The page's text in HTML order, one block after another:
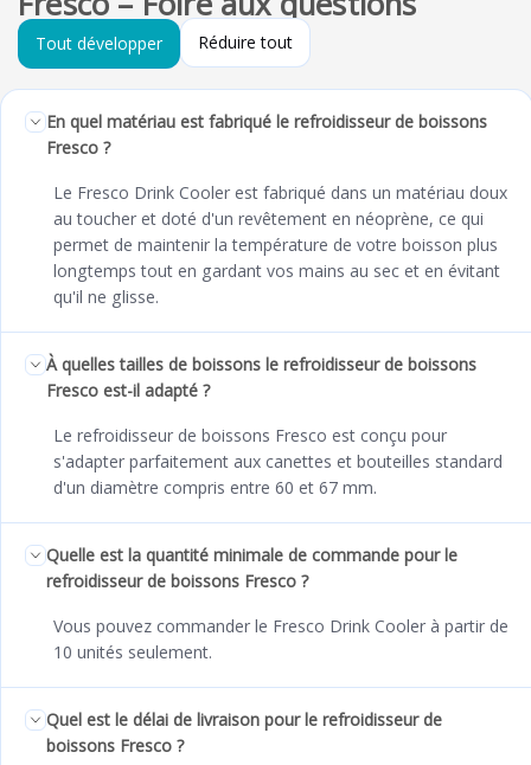
Tout développer Réduire tout
En quel matériau est fabriqué le refroidisseur de boissons
Fresco ?
Le Fresco Drink Cooler est fabriqué dans un matériau doux
au toucher et doté d'un revêtement en néoprène, ce qui
permet de maintenir la température de votre boisson plus
longtemps tout en gardant vos mains au sec et en évitant
qu'il ne glisse.
À quelles tailles de boissons le refroidisseur de boissons
Fresco est-il adapté ?
Le refroidisseur de boissons Fresco est conçu pour
s'adapter parfaitement aux canettes et bouteilles standard
d'un diamètre compris entre 60 et 67 mm.
Quelle est la quantité minimale de commande pour le
refroidisseur de boissons Fresco ?
Vous pouvez commander le Fresco Drink Cooler à partir de
10 unités seulement.
Quel est le délai de livraison pour le refroidisseur de
boissons Fresco ?